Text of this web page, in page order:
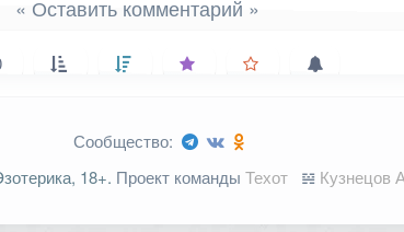
« Оставить комментарий »
Сообщество:
18+. Проект команды Техот 𝌴 Кузнецов